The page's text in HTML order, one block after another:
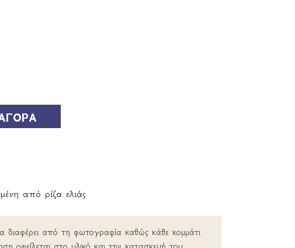
από ρίζα ελιάς
διαφέρει από τη φωτογραφία καθώς κάθε κομμάτι